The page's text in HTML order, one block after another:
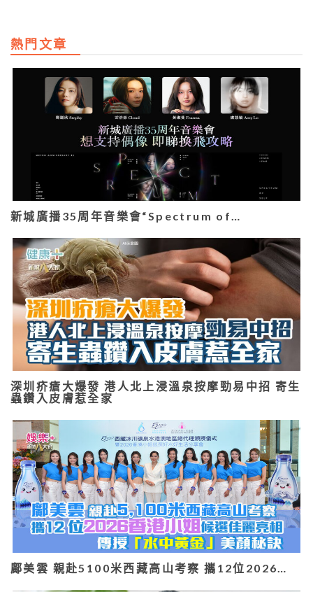
熱門文章
新城廣播35周年音樂會“Spectrum of…
深圳疥瘡大爆發 港人北上浸溫泉按摩勁易中招 寄生
蟲鑽入皮膚惹全家
鄺美雲 親赴5100米西藏高山考察 攜12位2026…